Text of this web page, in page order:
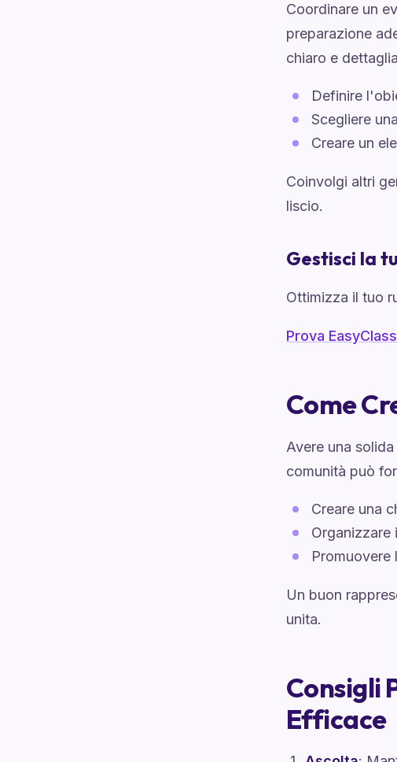
Coordinare un
preparazione
chiaro e
Definire
Scegliere
Creare un
Coinvolgi altri
liscio.
Gestisci la
Ottimizza il tuo
Prova
Come
Avere una
comunità può
Creare una
Organizzare
Un buon
unita.
Consigli
Efficace